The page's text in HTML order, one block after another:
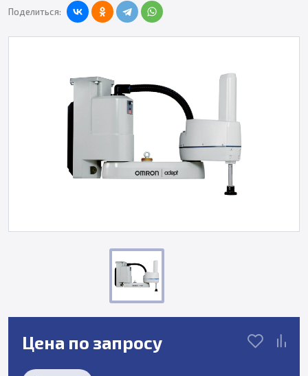
Поделиться:
Цена по запросу